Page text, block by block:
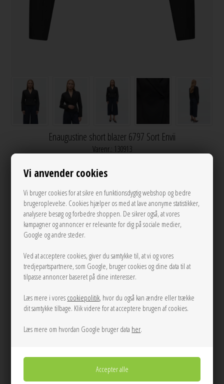
Vi anvender cookies
Vi bruger cookies for at sikre en funktionsdygtig webshop og bedre
brugeroplevelse. Cookies hjælper os med at lave anonyme statistikker,
analysere besøg og forbedre shoppen. De sikrer også, at vores
kampagner og annoncer er relevante for dig på sociale medier,
Google og andre steder.
Ved at acceptere cookies, giver du samtykke til, at vi og vores
tredjepartspartnere, som Google, bruger cookies og dine data til at
tilpasse annoncer baseret på dine interesser.
Læs mere i vores cookiepolitik, hvor du også kan ændre eller trække
dit samtykke tilbage. Klik videre for at acceptere brugen af cookies.
Læs mere om hvordan Google bruger data her.
Enaugustine short blazer 6797 Sort Envii
Varenr.: 130913
Se mere fra Envii
750,00 DKK
36 38 40
LÆG I KURVEN
Kort sort figursyet blazer fra Envii med en knapslukning, samt brede ærmer
med indsnævring forneden.
Brystomkreds: 92 cm